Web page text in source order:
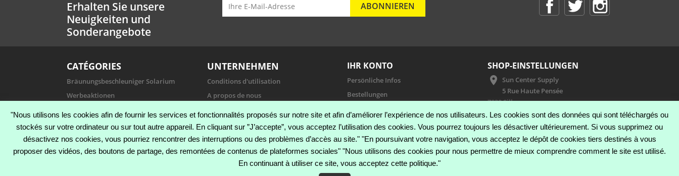
Erhalten Sie unsere
Neuigkeiten und
Sonderangebote
CATÉGORIES
Bräunungsbeschleuniger Solarium
Werbeaktionen
Sunless Tan
Hygiene
Fehlerbehebungsdienst
UNTERNEHMEN
Conditions d'utilisation
A propos de nous
Conditions Générales de ventes
Kontakt
Sitemap
Nos magasins
IHR KONTO
Persönliche Infos
Bestellungen
Adressen
Gutscheine
Benachrichtigungen
SHOP-EINSTELLUNGEN
Sun Center Supply
5 Rue Haute Pensée
7830 Silly
Belgium
Rufen Sie uns an:+32 476 55 13 34
E-mail:info@suncentersupply.be
"Nous utilisons les cookies afin de fournir les services et fonctionnalités proposés sur notre site et afin d’améliorer l’expérience de nos utilisateurs. Les cookies sont des données qui sont téléchargés ou
stockés sur votre ordinateur ou sur tout autre appareil. En cliquant sur ”J’accepte”, vous acceptez l’utilisation des cookies. Vous pourrez toujours les désactiver ultérieurement. Si vous supprimez ou
désactivez nos cookies, vous pourriez rencontrer des interruptions ou des problèmes d’accès au site." "En poursuivant votre navigation, vous acceptez le dépôt de cookies tiers destinés à vous
proposer des vidéos, des boutons de partage, des remontées de contenus de plateformes sociales" "Nous utilisons des cookies pour nous permettre de mieux comprendre comment le site est utilisé.
En continuant à utiliser ce site, vous acceptez cette politique."